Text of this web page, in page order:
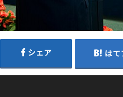
シェア はて